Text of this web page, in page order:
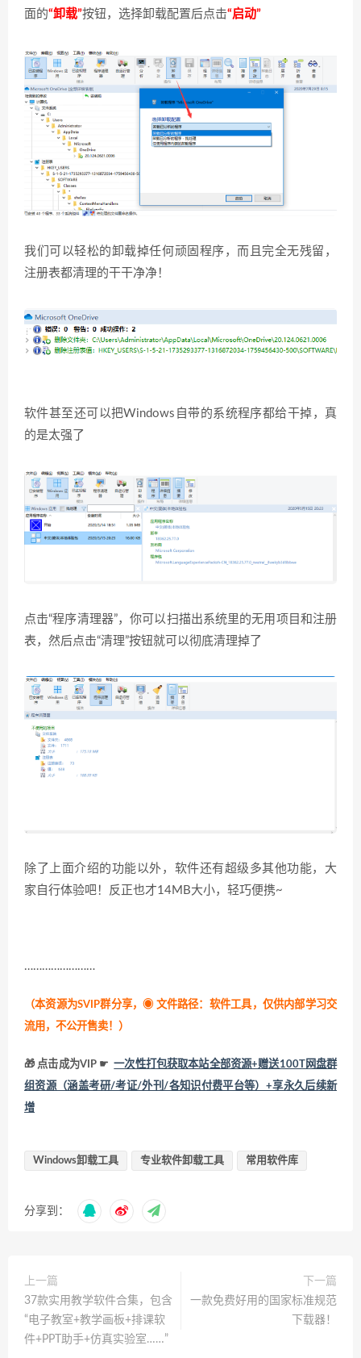
面的“卸载”按钮，选择卸载配置后点击“启动”
我们可以轻松的卸载掉任何顽固程序，而且完全无残留，
注册表都清理的干干净净！
软件甚至还可以把Windows自带的系统程序都给干掉，真
的是太强了
点击“程序清理器”，你可以扫描出系统里的无用项目和注册
表，然后点击“清理”按钮就可以彻底清理掉了
除了上面介绍的功能以外，软件还有超级多其他功能，大
家自行体验吧！反正也才14MB大小，轻巧便携~
……………………
（本资源为SVIP群分享，◉ 文件路径：软件工具，仅供内部学习交
流用，不公开售卖！ ）
🎁 点击成为VIP ☛ 一次性打包获取本站全部资源+赠送100T网盘群
组资源（涵盖考研/考证/外刊/各知识付费平台等）+享永久后续新
增
Windows卸载工具 专业软件卸载工具 常用软件库
分享到：
上一篇
37款实用教学软件合集，包含
“电子教室+教学画板+排课软
件+PPT助手+仿真实验室……”
下一篇
一款免费好用的国家标准规范
下载器！